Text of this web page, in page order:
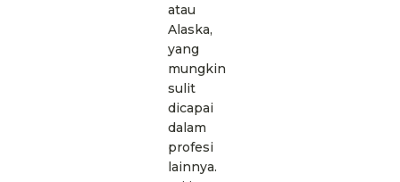
atau
Alaska,
yang
mungkin
sulit
dicapai
dalam
profesi
lainnya.